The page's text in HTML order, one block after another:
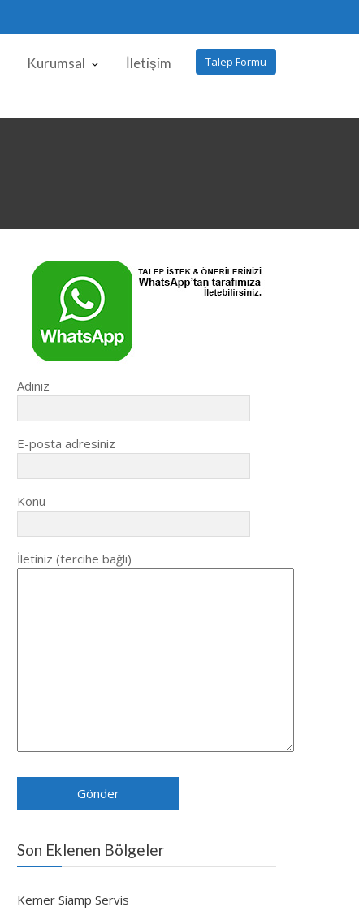
Talep Formu
Kurumsal İletişim
Adınız
E-posta adresiniz
Konu
İletiniz (tercihe bağlı)
Son Eklenen Bölgeler
Kemer Siamp Servis